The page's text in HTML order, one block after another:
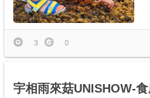
3 0
宇相雨來菇UNISHOW-